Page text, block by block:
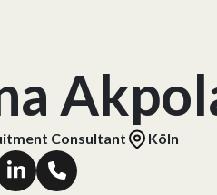
Consultant Köln